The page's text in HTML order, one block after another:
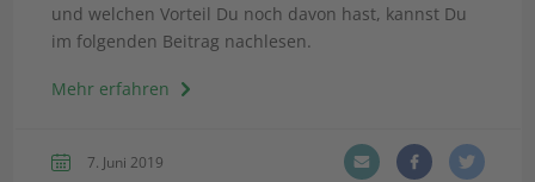
und welchen Vorteil Du noch davon hast, kannst Du
im folgenden Beitrag nachlesen.
Mehr erfahren
7. Juni 2019